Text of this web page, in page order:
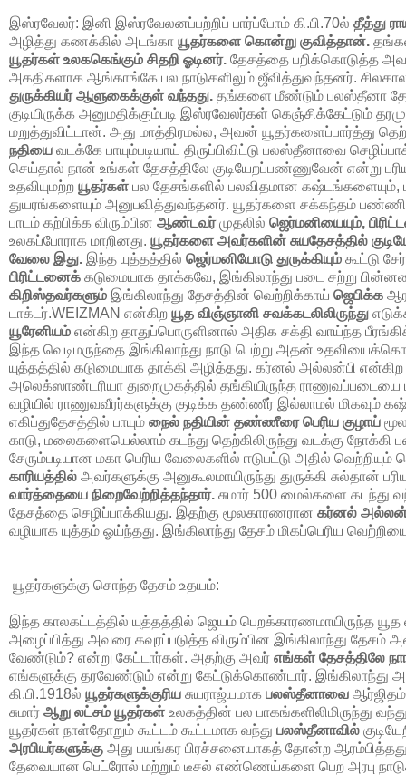
இஸ்ரவேலர்: இனி இஸ்ரவேலனப்பற்றிப் பார்ப்போம் கி.பி.70ல் தீத்து
அழித்து கணக்கில் அடங்கா யூதர்களை கொன்று குவித்தான்.
யூதர்கள் உலககெங்கும் சிதறி ஓடினர். தேசத்தை பறிக்கொடுத்த
அகதிகளாக ஆங்காங்கே பல நாடுகளிலும் ஜீவித்துவந்தனர்.
துருக்கியர் ஆளுகைக்குள் வந்தது. தங்களை மீண்டும் பலஸ்தீனா
குடியிருக்க அனுமதிக்கும்படி இஸ்ரவேலர்கள் கெஞ்சிக்கேட்டும்
மறுத்துவிட்டான். அது மாத்திரமல்ல, அவன் யூதர்களைப்பார்த்து
நதியை வடக்கே பாயும்படியாய் திருப்பிவிட்டு பலஸ்தீனாவை
செய்தால் நான் உங்கள் தேசத்திலே குடியேறப்பண்ணுவேன் என்று
உதவியுமற்ற யூதர்கள் பல தேசங்களில் பலவிதமான கஷ்டங்களையும்,
துயரங்களையும் அனுபவித்துவந்தனர். யூதர்களை சக்கந்தம் பண்ணின
பாடம் கற்பிக்க விரும்பின ஆண்டவர்முதலில் ஜெர்மனியையும்,
உலகப்போராக மாறினது. யூதர்களை அவர்களின் சுயதேசத்தில்
வேலை இது. இந்த யுத்தத்தில் ஜெர்மனியோடு துருக்கியும் கூட்டு
பிரிட்டனைக் கடுமையாக தாக்கவே, இங்கிலாந்து படை சற்று
கிறிஸ்தவர்களும் இங்கிலாந்து தேசத்தின் வெற்றிக்காய் ஜெபிக்க
டாக்டர்.WEIZMAN என்கிற யூத விஞ்ஞானி சவக்கடலிலிருந்து
யூரேனியம் என்கிற தாதுப்பொருளினால் அதிக சக்தி வாய்ந்த
இந்த வெடிமருந்தை இங்கிலாந்து நாடு பெற்று அதன்
யுத்தத்தில் கடுமையாக தாக்கி அழித்தது. கர்னல் அல்லன்பி என்கிற
அலெக்ஸாண்டரியா துறைமுகத்தில் தங்கியிருந்த ராணுவப்படையை
வழியில் ராணுவவீரர்களுக்கு குடிக்க தண்ணீர் இல்லாமல் மிகவும்
எகிப்துதேசத்தில் பாயும் நைல் நதியின் தண்ணீரை பெரிய குழாய்
காடு, மலைகளையெல்லாம் கடந்து தெற்கிலிருந்து வடக்கு
சேரும்படியான மகா பெரிய வேலைகளில் ஈடுபட்டு அதில் வெற்றியும்
காரியத்தில் அவர்களுக்கு அனுகூலமாயிருந்து துருக்கி
வார்த்தையை நிறைவேற்றித்தந்தார். சுமார் 500 மைல்களை கடந்து
தேசத்தை செழிப்பாக்கியது. இதற்கு மூலகாரணரான கர்னல்
வழியாக யுத்தம் ஓய்ந்தது. இங்கிலாந்து தேசம் மிகப்பெரிய
யூதர்களுக்கு சொந்த தேசம் உதயம்:
இந்த காலகட்டத்தில் யுத்தத்தில் ஜெயம் பெறக்காரணமாயிருந்த
அழைப்பித்து அவரை கவுரப்படுத்த விரும்பின இங்கிலாந்து தேசம்
வேண்டும்? என்று கேட்டார்கள். அதற்கு அவர் எங்கள் தேசத்திலே
எங்களுக்கு தரவேண்டும் என்று கேட்டுக்கொண்டார். இங்கிலாந்து
கி.பி.1918ல் யூதர்களுக்குரிய சுயராஜ்யமாக பலஸ்தீனாவை
சுமார் ஆறு லட்சம் யூதர்கள் உலகத்தின் பல பாகங்களிலிமிருந்து
யூதர்கள் நாள்தோறும் கூட்டம் கூட்டமாக வந்து பலஸ்தீனாவில்
அரபியர்களுக்கு அது பயங்கர பிரச்சனையாகத் தோன்ற
தேவையான பெட்ரோல் மற்றும் டீசல் எண்ணெய்களை பெற அரபு